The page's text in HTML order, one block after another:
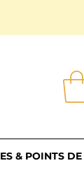
& POINTS DE